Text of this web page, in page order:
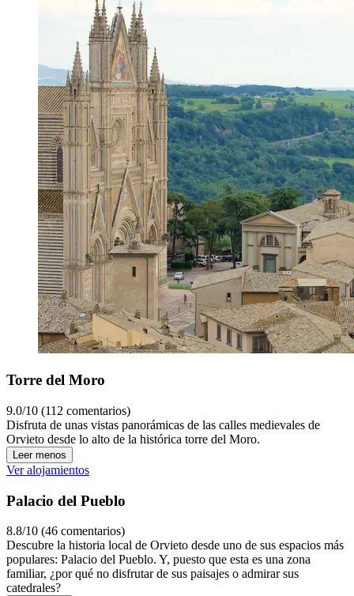
Torre del Moro
9.0/10 (112 comentarios)
Disfruta de unas vistas panorámicas de las calles medievales de
Orvieto desde lo alto de la histórica torre del Moro.
Leer menos
Ver alojamientos
Palacio del Pueblo
8.8/10 (46 comentarios)
Descubre la historia local de Orvieto desde uno de sus espacios más
populares: Palacio del Pueblo. Y, puesto que esta es una zona
familiar, ¿por qué no disfrutar de sus paisajes o admirar sus
catedrales?